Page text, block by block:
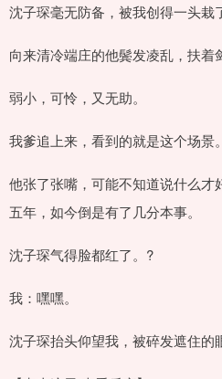
沈子琛毫无防备，被我创得一头栽
向来清冷端庄的他鬓发凌乱，扶着
弱小，可怜，又无助。
我爹追上来，看到的就是这个场景。
他张了张嘴，可能不知道说什么才
五年，如今倒是有了几分本事。
沈子琛气得脸都红了。?
我：嘿嘿。
沈子琛抬头仰望我，被碎发遮住的